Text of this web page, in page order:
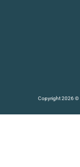
Copyright 2026 ©